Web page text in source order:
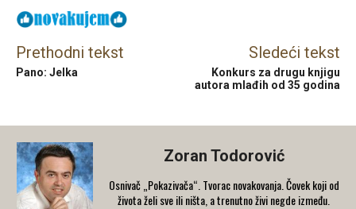
Prethodni tekst
Pano: Jelka
Sledeći tekst
Konkurs za drugu knjigu
autora mlađih od 35 godina
Zoran Todorović
Osnivač „Pokazivača“. Tvorac novakovanja. Čovek koji od
života želi sve ili ništa, a trenutno živi negde između.